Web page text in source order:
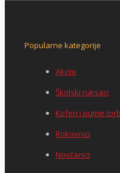
Popularne kategorije
Akcije
Školski ruksaci
Koferi i putne
Rokovnici
Novčanici